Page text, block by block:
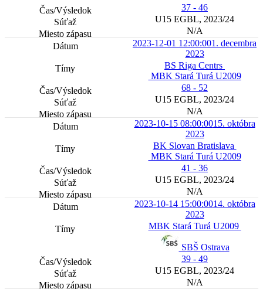
37 - 46
U15 EGBL, 2023/24
N/A
2023-12-01 12:00:001. decembra
2023
BS Riga Centrs
MBK Stará Turá U2009
68 - 52
U15 EGBL, 2023/24
N/A
2023-10-15 08:00:0015. októbra
2023
BK Slovan Bratislava
MBK Stará Turá U2009
41 - 36
U15 EGBL, 2023/24
N/A
2023-10-14 15:00:0014. októbra
2023
MBK Stará Turá U2009
SBŠ Ostrava
39 - 49
U15 EGBL, 2023/24
N/A